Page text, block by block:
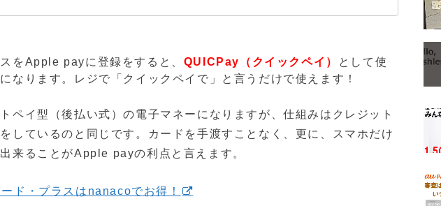
をApple payに登録をすると、 QUICPay（クイックペイ）
として使
なります。レジで「クイックペイで」と言うだけで使えます！
ペイ型（後払い式）の電子マネーになりますが、仕組みはクレジット
しているのと同じです。カードを手渡すことなく、更に、スマホだけ
来ることがApple payの利点と言えます。
ド・プラスはnanacoでお得！